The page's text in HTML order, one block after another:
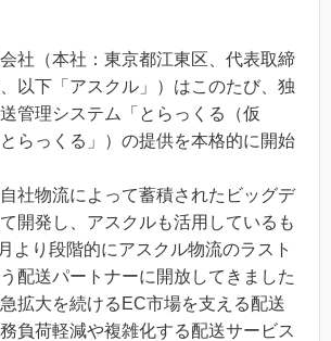
社（本社：東京都江東区、代表取締
以下「アスクル」）はこのたび、独
管理システム「とらっくる（仮
らっくる」）の提供を本格的に開始
社物流によって蓄積されたビッグデ
開発し、アスクルも活用しているも
より段階的にアスクル物流のラスト
配送パートナーに開放してきました
拡大を続けるEC市場を支える配送
負荷軽減や複雑化する配送サービス